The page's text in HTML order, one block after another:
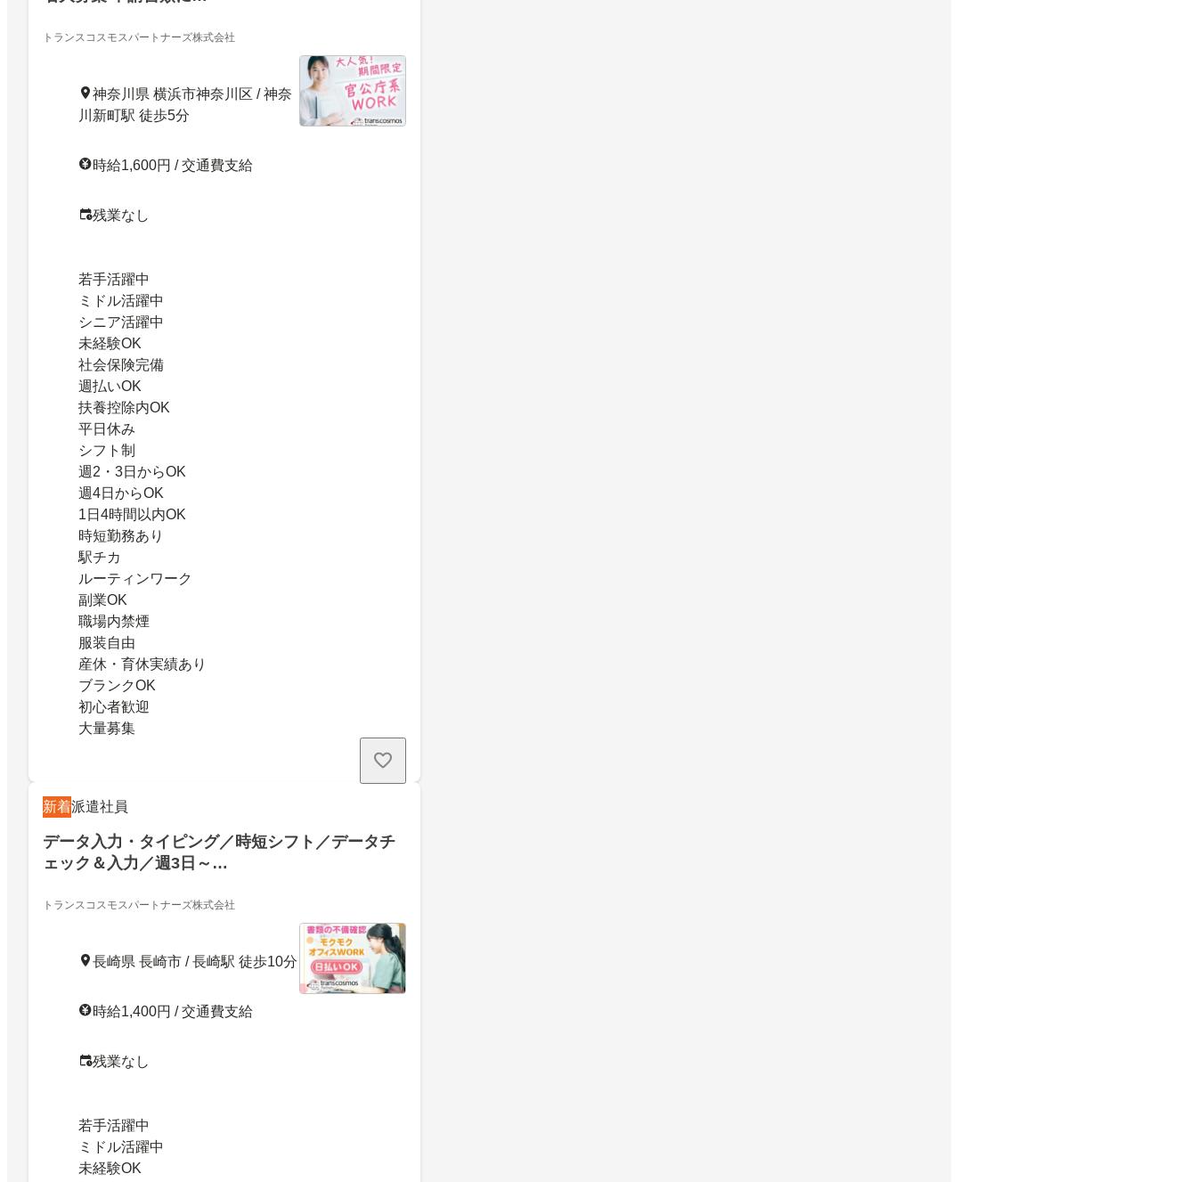
トランスコスモスパートナーズ株式会社
神奈川県 横浜市神奈川区 / 神奈
川新町駅 徒歩5分
時給1,600円 / 交通費支給
残業なし
若手活躍中
ミドル活躍中
シニア活躍中
未経験OK
社会保険完備
週払いOK
扶養控除内OK
平日休み
シフト制
週2・3日からOK
週4日からOK
1日4時間以内OK
時短勤務あり
駅チカ
ルーティンワーク
副業OK
職場内禁煙
服装自由
産休・育休実績あり
ブランクOK
初心者歓迎
大量募集
新着派遣社員
データ入力・タイピング／時短シフト／データチ
ェック＆入力／週3日～…
トランスコスモスパートナーズ株式会社
長崎県 長崎市 / 長崎駅 徒歩10分
時給1,400円 / 交通費支給
残業なし
若手活躍中
ミドル活躍中
未経験OK